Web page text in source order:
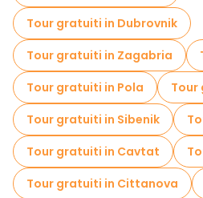
Tour gratuiti in Dubrovnik
Tour gratuiti in Zagabria
Tour gratuiti in Pola
Tour
Tour gratuiti in Sibenik
Tour gratuiti in Cavtat
Tour gratuiti in Cittanova